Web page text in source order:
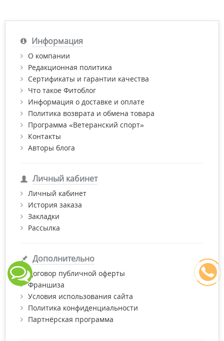
Информация
О компании
Редакционная политика
Сертификаты и гарантии качества
Что такое Фитоблог
Информация о доставке и оплате
Политика возврата и обмена товара
Программа «Ветеранский спорт»
Контакты
Авторы блога
Личный кабинет
Личный кабинет
История заказа
Закладки
Рассылка
Дополнительно
Договор публичной оферты
Франшиза
Условия использования сайта
Политика конфиденциальности
Партнёрская программа